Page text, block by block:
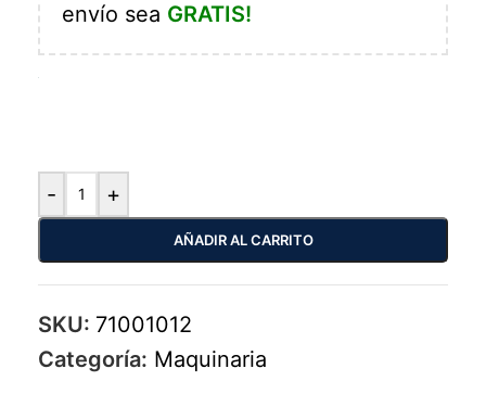
envío sea GRATIS!
- +
AÑADIR AL CARRITO
SKU: 71001012
Categoría: Maquinaria